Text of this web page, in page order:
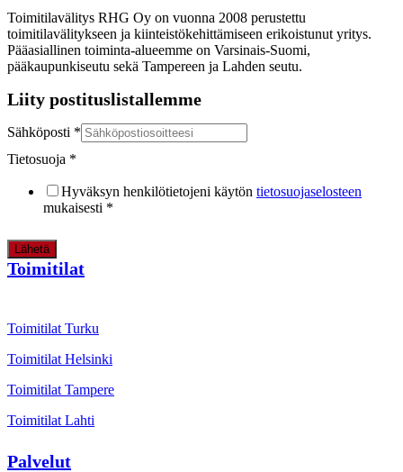
Toimitilavälitys RHG Oy on vuonna 2008 perustettu
toimitilavälitykseen ja kiinteistökehittämiseen erikoistunut yritys.
Pääasiallinen toiminta-alueemme on Varsinais-Suomi,
pääkaupunkiseutu sekä Tampereen ja Lahden seutu.
Liity postituslistallemme
Sähköposti *
Tietosuoja *
Hyväksyn henkilötietojeni käytön tietosuojaselosteen
mukaisesti *
Lähetä
Toimitilat
Toimitilat Turku
Toimitilat Helsinki
Toimitilat Tampere
Toimitilat Lahti
Palvelut